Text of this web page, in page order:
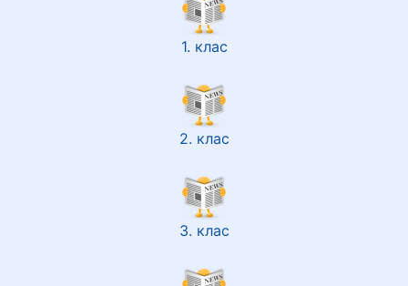
1. клас
2. клас
3. клас